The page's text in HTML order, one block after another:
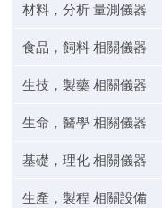
材料，分析 量測儀器
食品，飼料 相關儀器
生技，製藥 相關儀器
生命，醫學 相關儀器
基礎，理化 相關儀器
生產，製程 相關設備